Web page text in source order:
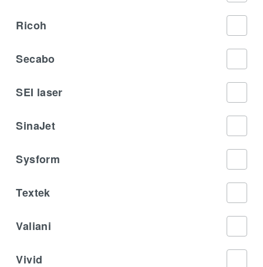
Ricoh
Secabo
SEI laser
SinaJet
Sysform
Textek
Valiani
Vivid